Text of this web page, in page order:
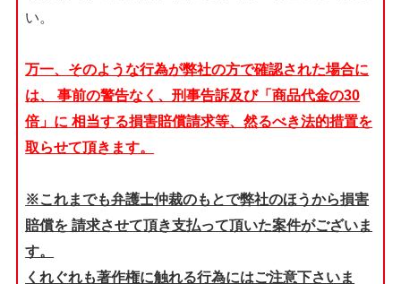
い。
万一、そのような行為が弊社の方で確認された場合に
は、
事前の警告なく、刑事告訴及び「商品代金の30
倍」に 相当する損害賠償請求等、然るべき法的措置を
取らせて頂きます。
※これまでも弁護士仲裁のもとで弊社のほうから損害
賠償を 請求させて頂き支払って頂いた案件がございま
す。
くれぐれも著作権に触れる行為にはご注意下さいま